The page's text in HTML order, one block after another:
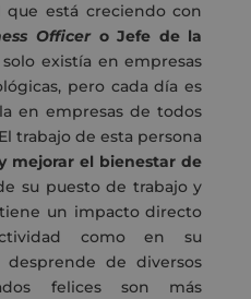
está creciendo con
Officer o Jefe de la
existía en empresas
pero cada díaes
en empresas de todos
trabajo de esta persona
mejorar el bienestar de
su puesto de trabajo y
un impacto directo
como en su
de diversos
felices son más